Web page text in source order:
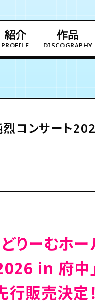
紹介
PROFILE
作品
DISCOGRAPHY
コンサート
りーむホー
in 府中」
行販売決定！